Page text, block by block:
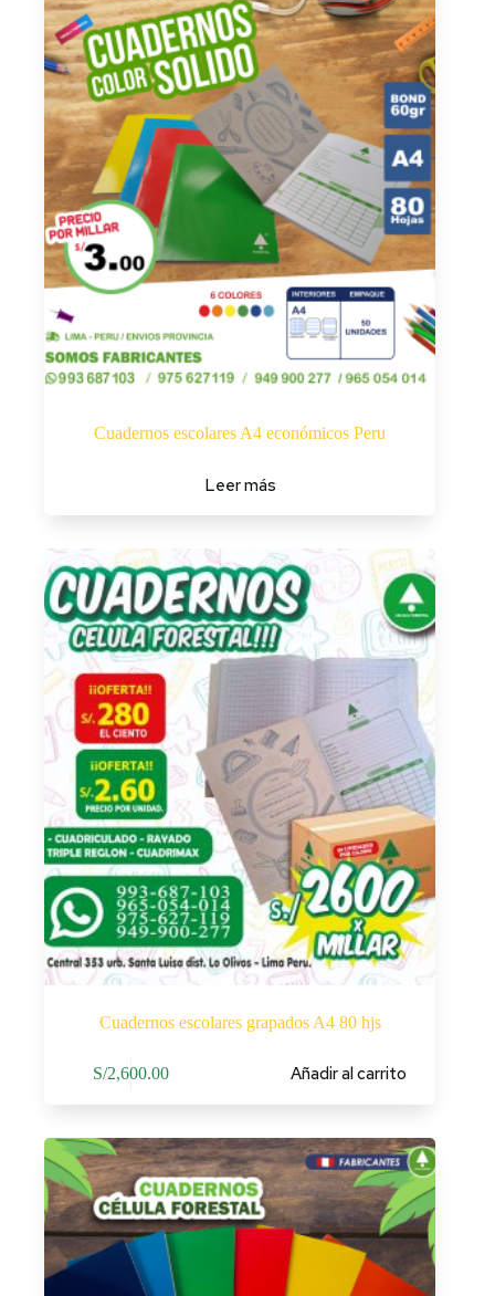
Cuadernos escolares A4 económicos Peru
Leer más
Cuadernos escolares grapados A4 80 hjs
S/2,600.00 Añadir al carrito